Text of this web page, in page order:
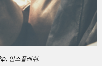
언스플레쉬.